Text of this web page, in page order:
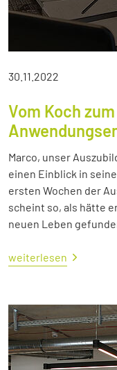
30.11.2022
Vom Koch
Marco, unser
einen Einblick in
ersten Wochen der
scheint so, als hätte
neuen Leben
weiterlesen